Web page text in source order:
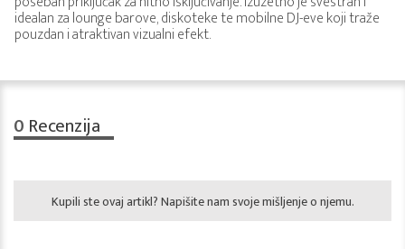
idealan za lounge barove, diskoteke te mobilne DJ-eve koji traže
pouzdan i atraktivan vizualni efekt.
0 Recenzija
Kupili ste ovaj artikl? Napišite nam svoje mišljenje o njemu.